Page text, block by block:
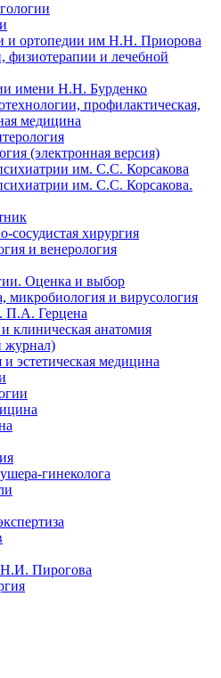
и ортопедии им Н.Н. Приорова
физиотерапии и лечебной
имени Н.Н. Бурденко
профилактическая,
медицина
(электронная версия)
им. С.С. Корсакова
им. С.С. Корсакова.
сосудистая хирургия
и венерология
Оценка и выбор
микробиология и вирусология
П.А. Герцена
клиническая анатомия
журнал)
эстетическая медицина
гинеколога
Пирогова